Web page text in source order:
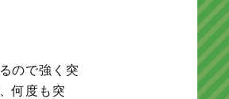
ので強く突
何度も突